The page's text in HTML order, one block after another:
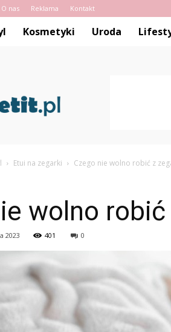
O nas Reklama Kontakt
Kosmetyki Uroda
Etui na zegarki Czego nie wolno robić z
wolno
2023 401 0